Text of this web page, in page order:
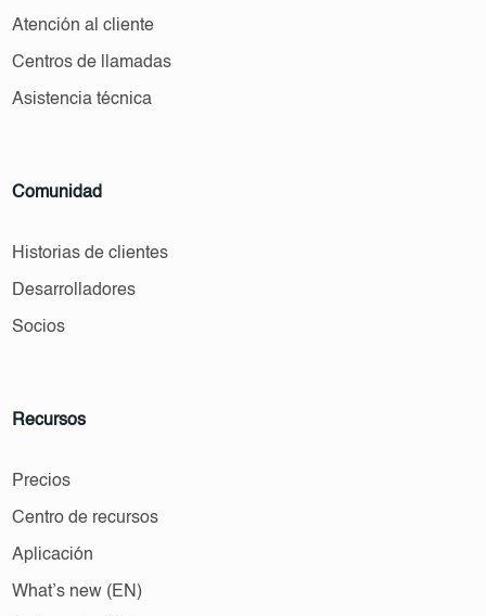
Atención al cliente
Centros de llamadas
Asistencia técnica
Comunidad
Historias de clientes
Desarrolladores
Socios
Recursos
Precios
Centro de recursos
Aplicación
What’s new (EN)